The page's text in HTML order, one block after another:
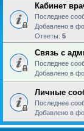
Кабинет
Последнее
Добавлено в
Ответы: 5
Связь с
Последнее
Добавлено в
Личные
Последнее
Добавлено в